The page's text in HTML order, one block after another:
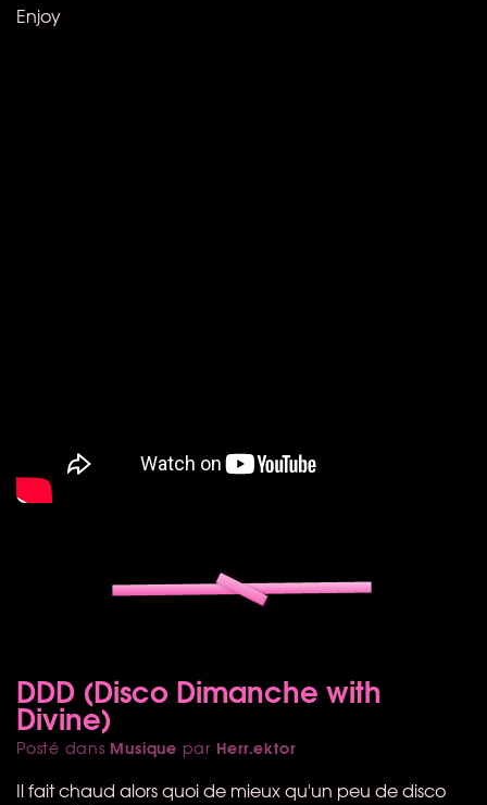
Enjoy
DDD (Disco Dimanche with
Divine)
Posté dans Musique par Herr.ektor
Il fait chaud alors quoi de mieux qu'un peu de disco